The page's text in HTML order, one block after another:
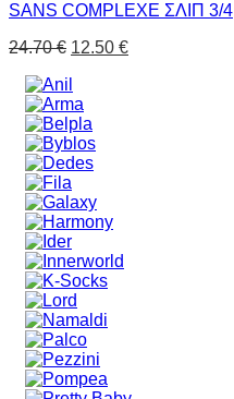
SANS COMPLEXE ΣΛΙΠ 3/4
24.70€ 12.50 €